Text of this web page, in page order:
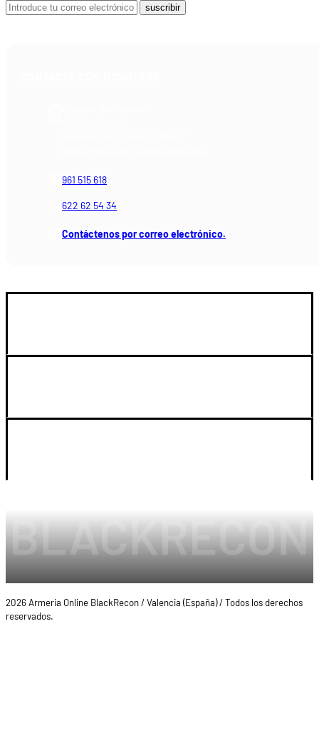
suscribir
961 515 618
622 62 54 34
Contáctenos por correo electrónico.
2026 Armeria Online BlackRecon / Valencia (España) / Todos los derechos
reservados.